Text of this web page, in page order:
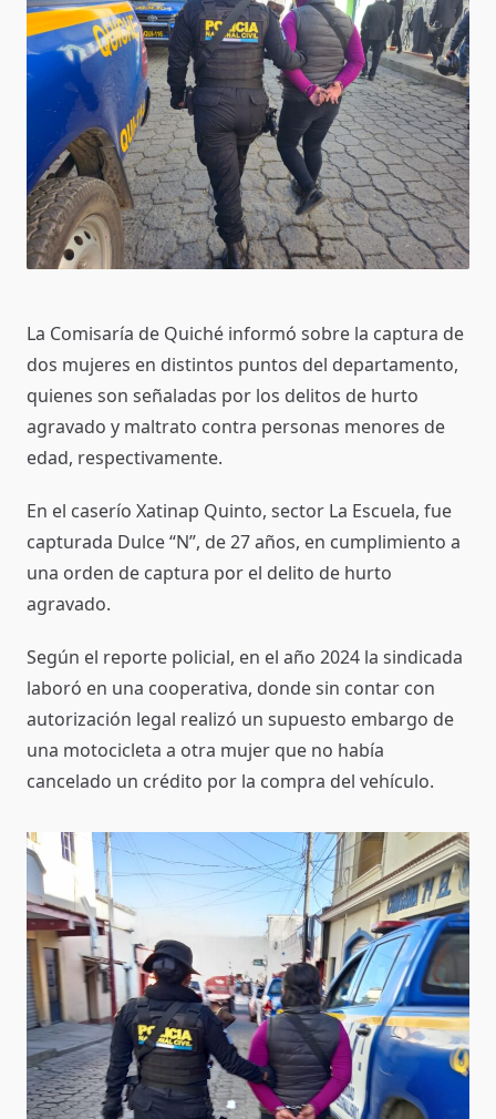
La Comisaría de Quiché informó sobre la captura de
dos mujeres en distintos puntos del departamento,
quienes son señaladas por los delitos de hurto
agravado y maltrato contra personas menores de
edad, respectivamente.
En el caserío Xatinap Quinto, sector La Escuela, fue
capturada Dulce “N”, de 27 años, en cumplimiento a
una orden de captura por el delito de hurto
agravado.
Según el reporte policial, en el año 2024 la sindicada
laboró en una cooperativa, donde sin contar con
autorización legal realizó un supuesto embargo de
una motocicleta a otra mujer que no había
cancelado un crédito por la compra del vehículo.